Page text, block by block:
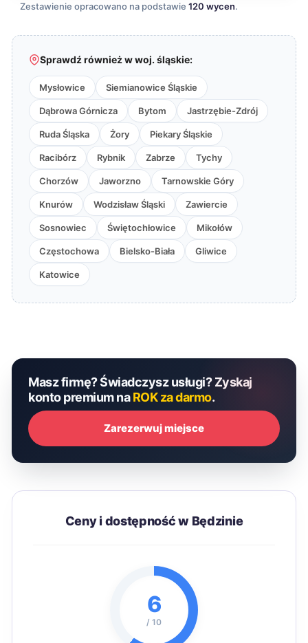
Zestawienie opracowano na podstawie 120 wycen.
Sprawdź również w woj. śląskie:
Mysłowice Siemianowice Śląskie
Dąbrowa Górnicza Bytom Jastrzębie-Zdrój
Ruda Śląska Żory Piekary Śląskie
Racibórz Rybnik Zabrze Tychy
Chorzów Jaworzno Tarnowskie Góry
Knurów Wodzisław Śląski Zawiercie
Sosnowiec Świętochłowice Mikołów
Częstochowa Bielsko-Biała Gliwice
Katowice
Masz firmę? Świadczysz usługi? Zyskaj
konto premium naROK za darmo.
Zarezerwuj miejsce
Ceny i dostępność w Będzinie
6
/ 10